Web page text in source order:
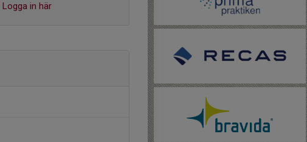
Logga in här